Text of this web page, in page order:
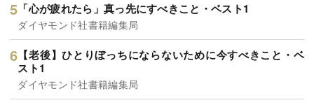
「心が疲れたら」真っ先にすべきこと・ベスト1
ダイヤモンド社書籍編集局
【老後】ひとりぼっちにならないために今すべきこと・ベ
スト1
ダイヤモンド社書籍編集局